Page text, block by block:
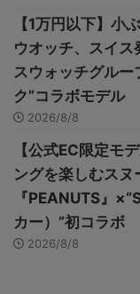
【1万円以下】小
ウオッチ、スイス
スウォッチグルー
ク”コラボモデル
2026/8/8
【公式EC限定モ
ングを楽しむスヌ
『PEANUTS』
カー）”初コラボ
2026/8/8